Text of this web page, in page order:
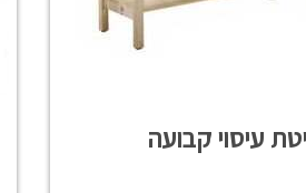
עיסוי קבועה